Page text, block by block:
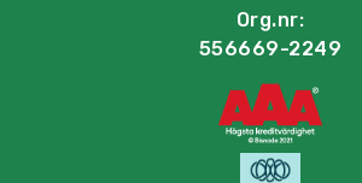
Org.nr:
556669-2249